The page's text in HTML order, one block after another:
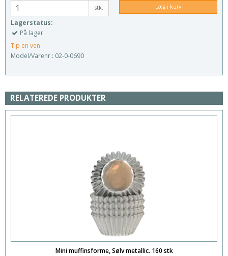
stk. Læg i kurv
Lagerstatus:
På lager
Tip en ven
Model/Varenr.: 02-0-0690
RELATEREDE PRODUKTER
Mini muffinsforme, Sølv metallic. 160 stk